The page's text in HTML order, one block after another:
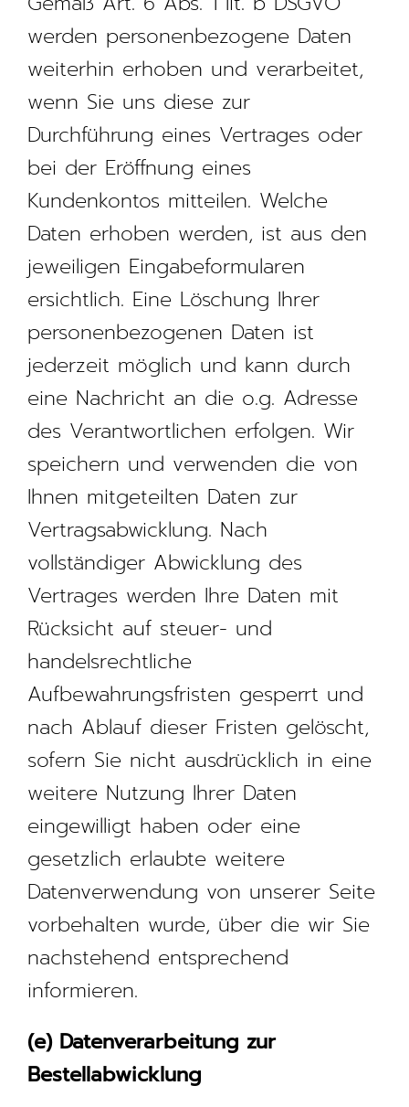
werden personenbezogene Daten
weiterhin erhoben und verarbeitet,
wenn Sie uns diese zur
Durchführung eines Vertrages oder
bei der Eröffnung eines
Kundenkontos mitteilen. Welche
Daten erhoben werden, ist aus den
jeweiligen Eingabeformularen
ersichtlich. Eine Löschung Ihrer
personenbezogenen Daten ist
jederzeit möglich und kann durch
eine Nachricht an die o.g. Adresse
des Verantwortlichen erfolgen. Wir
speichern und verwenden die von
Ihnen mitgeteilten Daten zur
Vertragsabwicklung. Nach
vollständiger Abwicklung des
Vertrages werden Ihre Daten mit
Rücksicht auf steuer- und
handelsrechtliche
Aufbewahrungsfristen gesperrt und
nach Ablauf dieser Fristen gelöscht,
sofern Sie nicht ausdrücklich in eine
weitere Nutzung Ihrer Daten
eingewilligt haben oder eine
gesetzlich erlaubte weitere
Datenverwendung von unserer Seite
vorbehalten wurde, über die wir Sie
nachstehend entsprechend
informieren.
(e) Datenverarbeitung zur
Bestellabwicklung